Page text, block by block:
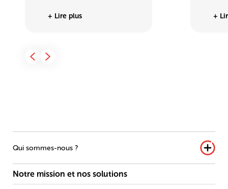
+ Lire plus +
Qui sommes-nous ?
Notre mission et nos solutions